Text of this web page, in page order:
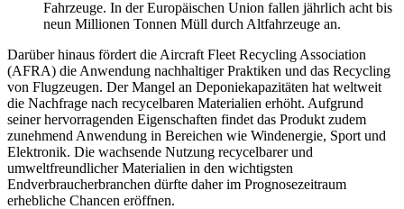
Fahrzeuge. In der Europäischen Union fallen jährlich acht bis
neun Millionen Tonnen Müll durch Altfahrzeuge an.
Darüber hinaus fördert die Aircraft Fleet Recycling Association
(AFRA) die Anwendung nachhaltiger Praktiken und das Recycling
von Flugzeugen. Der Mangel an Deponiekapazitäten hat weltweit
die Nachfrage nach recycelbaren Materialien erhöht. Aufgrund
seiner hervorragenden Eigenschaften findet das Produkt zudem
zunehmend Anwendung in Bereichen wie Windenergie, Sport und
Elektronik. Die wachsende Nutzung recycelbarer und
umweltfreundlicher Materialien in den wichtigsten
Endverbraucherbranchen dürfte daher im Prognosezeitraum
erhebliche Chancen eröffnen.